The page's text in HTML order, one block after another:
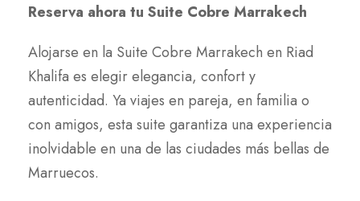
Reserva ahora tu Suite Cobre Marrakech
Alojarse en la Suite Cobre Marrakech en Riad
Khalifa es elegir elegancia, confort y
autenticidad. Ya viajes en pareja, en familia o
con amigos, esta suite garantiza una experiencia
inolvidable en una de las ciudades más bellas de
Marruecos.